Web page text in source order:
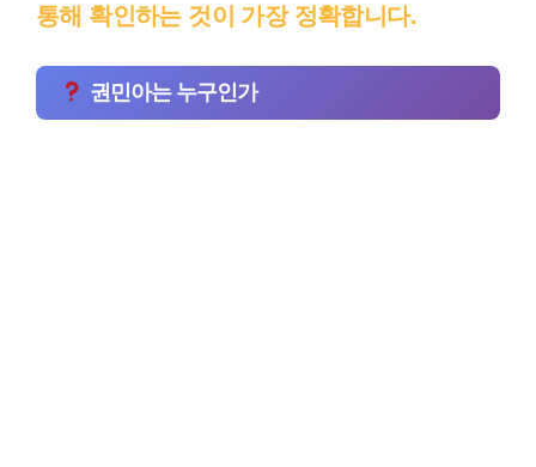
통해 확인하는 것이 가장 정확합니다.
권민아는 누구인가